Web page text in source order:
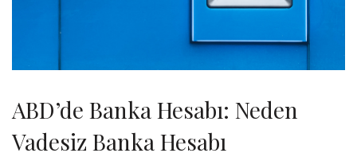
ABD’de Banka Hesabı: Neden
Vadesiz Banka Hesabı